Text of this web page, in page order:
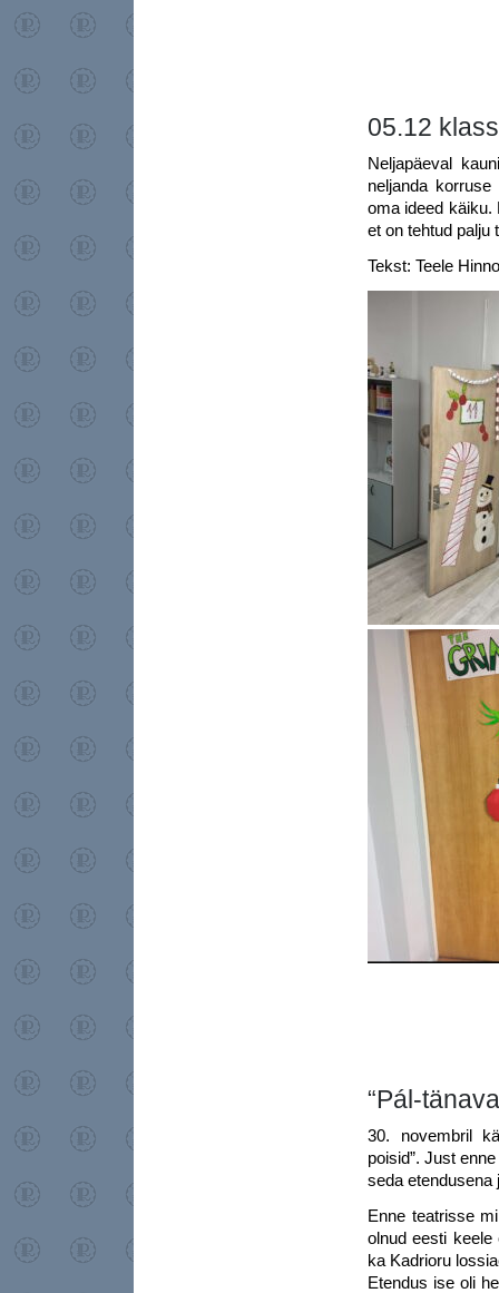
05.12
Neljapäeval
neljanda
oma ideed käiku.
et on tehtud palju
Tekst: Teele
“Pál-
30. novembril
poisid”. Just
seda etendusena
Enne teatrisse
olnud eesti keele
ka Kadrioru
Etendus ise oli